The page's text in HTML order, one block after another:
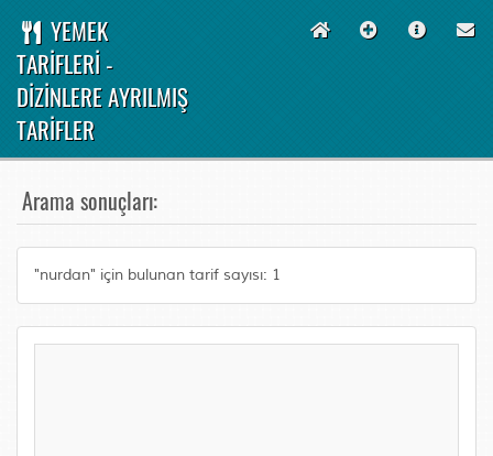
YEMEK
TARİFLERİ -
DİZİNLERE AYRILMIŞ
TARİFLER
Arama sonuçları:
"nurdan" için bulunan tarif sayısı: 1